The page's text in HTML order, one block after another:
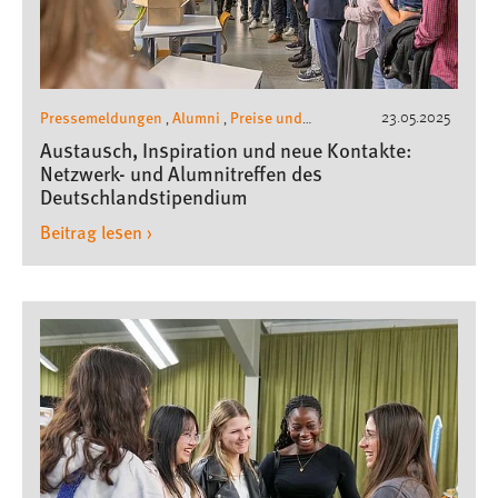
23.05.2025
Pressemeldungen Alumni Preise und
Stipendien
Austausch, Inspiration und neue Kontakte:
Netzwerk- und Alumnitreffen des
Deutschlandstipendium
Beitrag lesen ›
Conversion-Tracking
Cookie Laufzeit:
3 Monate
Facebook Pixel
Name:
Anbieter:
Zweck:
Conversion-Tracking
Cookie Laufzeit:
3 Monate